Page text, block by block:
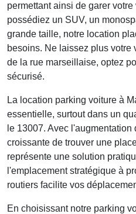
permettant ainsi de garer
possédiez un SUV, un
grande taille, notre location
besoins. Ne laissez plus
de la rue marseillaise, optez
sécurisé.
La location parking voiture à
essentielle, surtout dans un
le 13007. Avec
croissante de trouver une
représente une solution
l'emplacement stratégique à
routiers facilite vos
En choisissant notre parking